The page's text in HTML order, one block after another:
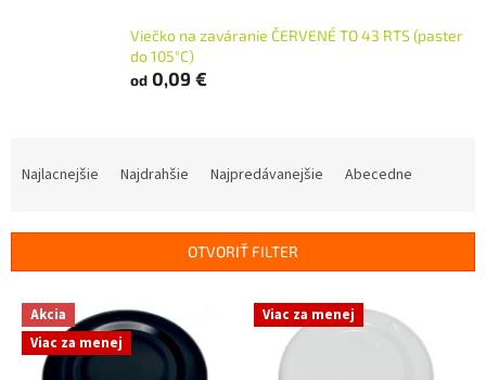
Viečko na zaváranie ČERVENÉ TO 43 RTS (paster
do 105°C)
od 0,09 €
i
Najlacnejšie Najdrahšie Najpredávanejšie Abecedne
OTVORIŤ FILTER
V
p
Akcia
Viac za menej
Viac za menej